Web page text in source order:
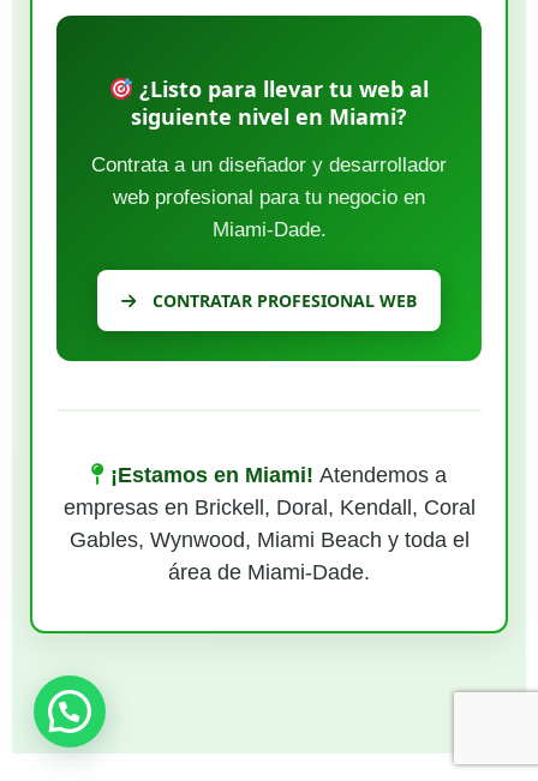
¿Listo para llevar tu web al
siguiente nivel en Miami?
Contrata a un diseñador y desarrollador
web profesional para tu negocio en
Miami-Dade.
CONTRATAR PROFESIONAL WEB
¡Estamos en Miami! Atendemos a
empresas en Brickell, Doral, Kendall, Coral
Gables, Wynwood, Miami Beach y toda el
área de Miami-Dade.